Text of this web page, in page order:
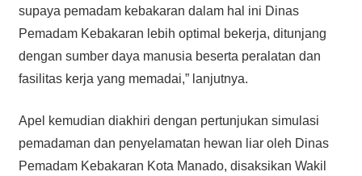
supaya pemadam kebakaran dalam hal ini Dinas
Pemadam Kebakaran lebih optimal bekerja, ditunjang
dengan sumber daya manusia beserta peralatan dan
fasilitas kerja yang memadai,” lanjutnya.
Apel kemudian diakhiri dengan pertunjukan simulasi
pemadaman dan penyelamatan hewan liar oleh Dinas
Pemadam Kebakaran Kota Manado, disaksikan Wakil